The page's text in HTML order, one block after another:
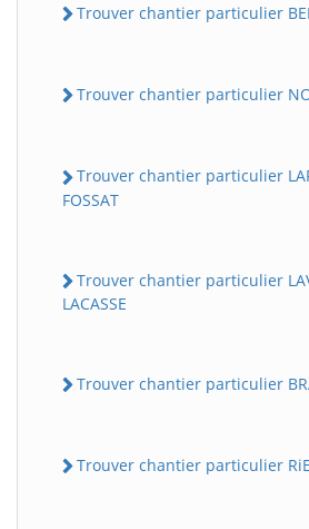
Trouver chantier particulier
Trouver chantier particulier
Trouver chantier particulier
FOSSAT
Trouver chantier particulier
LACASSE
Trouver chantier particulier
Trouver chantier particulier